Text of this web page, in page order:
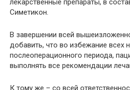
Симетикон.
В завершении всей
добавить, что во избежание всех
послеоперационного периода,
выполнять все рекомендации
К тому же – со всей